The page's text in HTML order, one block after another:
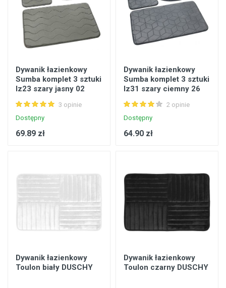
Dywanik łazienkowy
Sumba komplet 3 sztuki
lz23 szary jasny 02
3 opinie
Dostępny
69.89 zł
Dywanik łazienkowy
Sumba komplet 3 sztuki
lz31 szary ciemny 26
2 opinie
Dostępny
64.90 zł
Dywanik łazienkowy
Toulon biały DUSCHY
Dywanik łazienkowy
Toulon czarny DUSCHY